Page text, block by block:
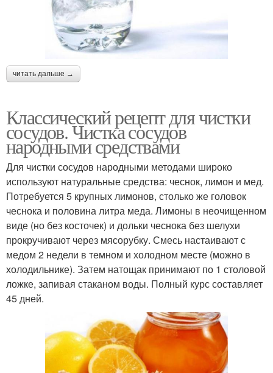
читать дальше →
Классический рецепт для чистки
сосудов. Чистка сосудов
народными средствами
Для чистки сосудов народными методами широко
используют натуральные средства: чеснок, лимон и мед.
Потребуется 5 крупных лимонов, столько же головок
чеснока и половина литра меда. Лимоны в неочищенном
виде (но без косточек) и дольки чеснока без шелухи
прокручивают через мясорубку. Смесь настаивают с
медом 2 недели в темном и холодном месте (можно в
холодильнике). Затем натощак принимают по 1 столовой
ложке, запивая стаканом воды. Полный курс составляет
45 дней.